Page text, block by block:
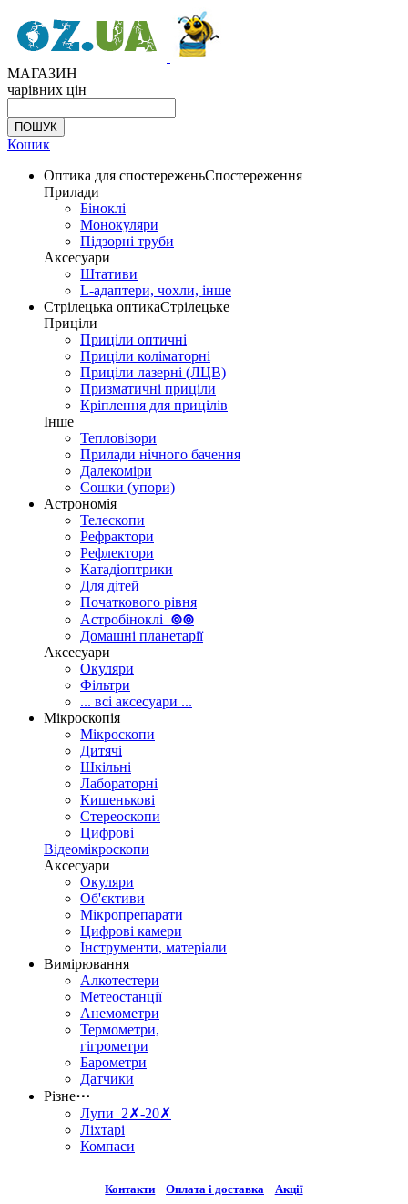
МАГАЗИН
чарівних цін
Кошик
Оптика для спостереженьСпостереження
Прилади
Біноклі
Монокуляри
Підзорні труби
Аксесуари
Штативи
L-адаптери, чохли, інше
Стрілецька оптикаСтрілецьке
Приціли
Приціли оптичні
Приціли коліматорні
Приціли лазерні (ЛЦВ)
Призматичні приціли
Кріплення для прицілів
Інше
Тепловізори
Прилади нічного бачення
Далекоміри
Сошки (упори)
Астрономія
Телескопи
Рефрактори
Рефлектори
Катадіоптрики
Для дітей
Початкового рівня
Астробіноклі ⊚⊚
Домашні планетарії
Аксесуари
Окуляри
Фільтри
... всі аксесуари ...
Мікроскопія
Мікроскопи
Дитячі
Шкільні
Лабораторні
Кишенькові
Стереоскопи
Цифрові
Відеомікроскопи
Аксесуари
Окуляри
Об'єктиви
Мікропрепарати
Цифрові камери
Інструменти, матеріали
Вимірювання
Алкотестери
Метеостанції
Анемометри
Термометри,
гігрометри
Барометри
Датчики
Різне⋯
Лупи 2✗-20✗
Ліхтарі
Компаси
Контакти Оплата і доставка Акції